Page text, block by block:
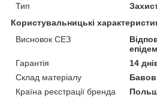
Тип
Користувальницькі
Висновок СЕЗ
Гарантія
14
Склад матеріалу
Країна реєстрації бренда